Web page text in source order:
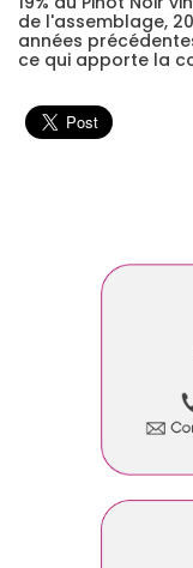
de l'assemblage,
années
ce qui apporte la